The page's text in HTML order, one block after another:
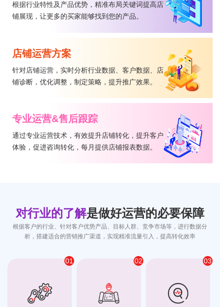
根据行业特性及产品优势，精准布局关键词提高店
铺展现，让更多的买家能够找到您的产品。
店铺运营方案
针对店铺运营，实时分析行业数据、客户数据、店
铺诊断，优化调整，制定策略，提升推广效果。
专业运营&售后跟踪
通过专业运营技术，有效提升店铺转化，提升客户
体验，促进咨询转化，每月提供店铺报表数据。
对行业的了解是做好运营的必要保障
根据客户的行业、针对客户优势产品、目标人群、竞争市场等，进行数据分
析，搭建适合的营销推广渠道，实现精准流量引入，提高转化效率
01 02 03